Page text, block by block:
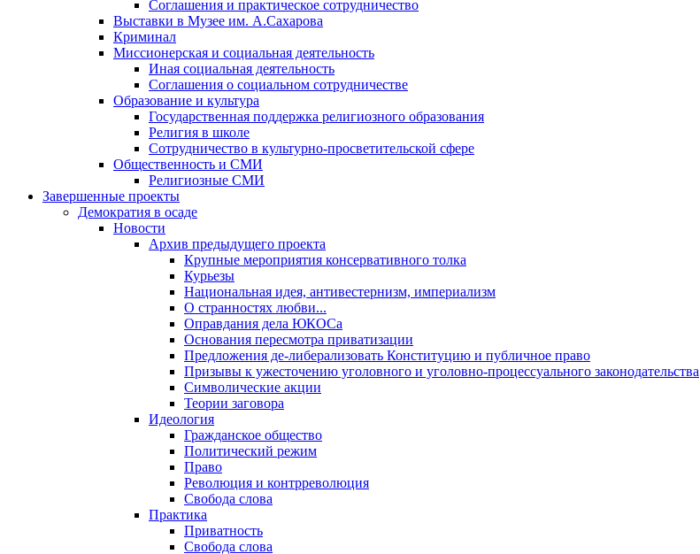
Соглашения и практическое сотрудничество
Выставки в Музее им. А.Сахарова
Криминал
Миссионерская и социальная деятельность
Иная социальная деятельность
Соглашения о социальном сотрудничестве
Образование и культура
Государственная поддержка религиозного образования
Религия в школе
Сотрудничество в культурно-просветительской сфере
Общественность и СМИ
Религиозные СМИ
Завершенные проекты
Демократия в осаде
Новости
Архив предыдущего проекта
Крупные мероприятия консервативного толка
Курьезы
Национальная идея, антивестернизм, империализм
О странностях любви...
Оправдания дела ЮКОСа
Основания пересмотра приватизации
Предложения де-либерализовать Конституцию и публичное право
Призывы к ужесточению уголовного и уголовно-процессуального законодательства
Символические акции
Теории заговора
Идеология
Гражданское общество
Политический режим
Право
Революция и контрреволюция
Свобода слова
Практика
Приватность
Свобода слова